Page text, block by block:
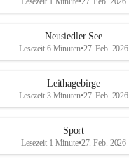
Ernteausfällen
wirtschaftlichen
Bekämpfung
Amerikanischen
d
r
S
Neusiedler See
Lesezeit 6 Minuten•27. Feb. 2026
Leithagebirge
Lesezeit 3 Minuten•27. Feb. 2026
Sport
Lesezeit 1 Minute•27. Feb. 2026